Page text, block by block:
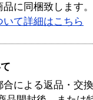
品に同梱致します。
いて詳細はこちら
合による返品・交